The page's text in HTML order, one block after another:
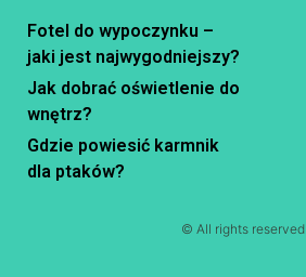
Fotel do wypoczynku –
jaki jest najwygodniejszy?
Jak dobrać oświetlenie do
wnętrz?
Gdzie powiesić karmnik
dla ptaków?
© All rights reserved